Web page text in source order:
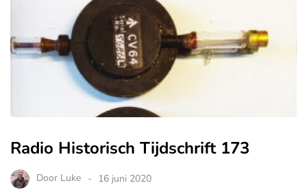
Radio Historisch Tijdschrift 173
Door Luke 16 juni 2020